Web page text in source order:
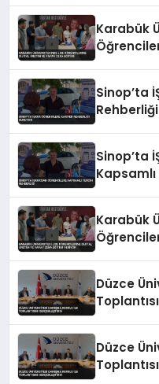
Karabük
Sinop’ta
Sinop’ta
Karabük
Düzce
Düzce